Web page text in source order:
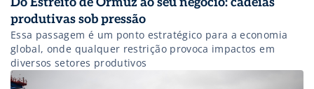
produtivas sob pressão
Essa passagem é um ponto estratégico para a economia
global, onde qualquer restrição provoca impactos em
diversos setores produtivos